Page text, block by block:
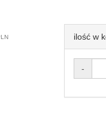
ilość w
-